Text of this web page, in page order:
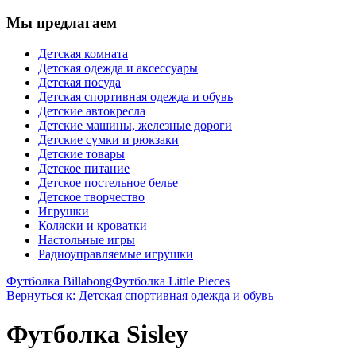
Мы предлагаем
Детская комната
Детская одежда и аксессуары
Детская посуда
Детская спортивная одежда и обувь
Детские автокресла
Детские машины, железные дороги
Детские сумки и рюкзаки
Детские товары
Детское питание
Детское постельное белье
Детское творчество
Игрушки
Коляски и кроватки
Настольные игры
Радиоуправляемые игрушки
Футболка BillabongФутболка Little Pieces
Вернуться к: Детская спортивная одежда и обувь
Футболка Sisley